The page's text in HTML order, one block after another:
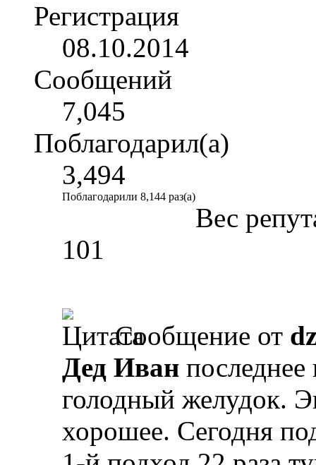
Регистрация
08.10.2014
Сообщений
7,045
Поблагодарил(а)
3,494
Поблагодарили 8,144 раз(а)
Вес
101
Сообщение от
Дед Иван
голодный желудок.
хорошее. Сегодня